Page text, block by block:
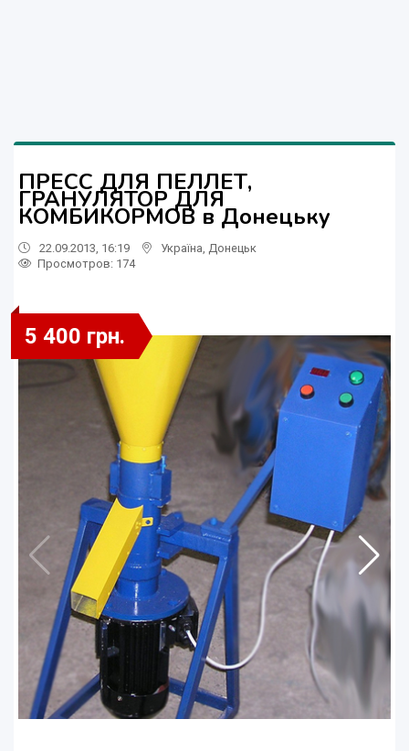
ПРЕСС ДЛЯ ПЕЛЛЕТ,
ГРАНУЛЯТОР ДЛЯ
КОМБИКОРМОВ в Донецьку
22.09.2013, 16:19 Україна Донецьк
Просмотров: 174
5 400 грн.